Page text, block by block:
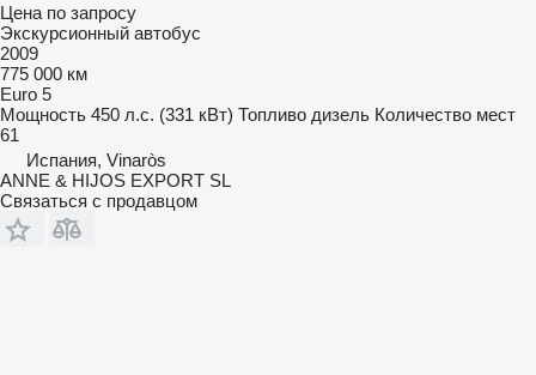
Цена по запросу
Экскурсионный автобус
2009
775 000 км
Euro 5
Мощность 450 л.с. (331 кВт) Топливо дизель Количество мест
61
Испания, Vinaròs
ANNE & HIJOS EXPORT SL
Связаться с продавцом